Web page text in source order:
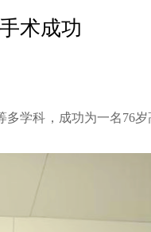
术成功
学科，成功为一名76